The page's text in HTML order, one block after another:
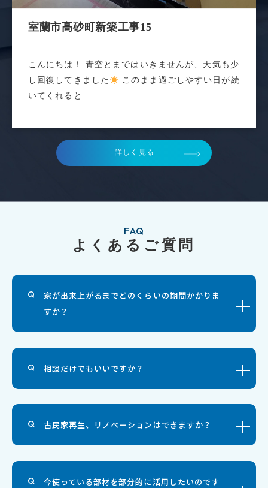
室蘭市高砂町新築工事15
こんにちは！ 青空とまではいきませんが、天気も少
し回復してきました
このまま過ごしやすい日が続
いてくれると...
詳しく見る
FAQ
よくあるご質問
家が出来上がるまでどのくらいの期間かかりま
すか？
相談だけでもいいですか？
古民家再生、リノベーションはできますか？
今使っている部材を部分的に活用したいのです